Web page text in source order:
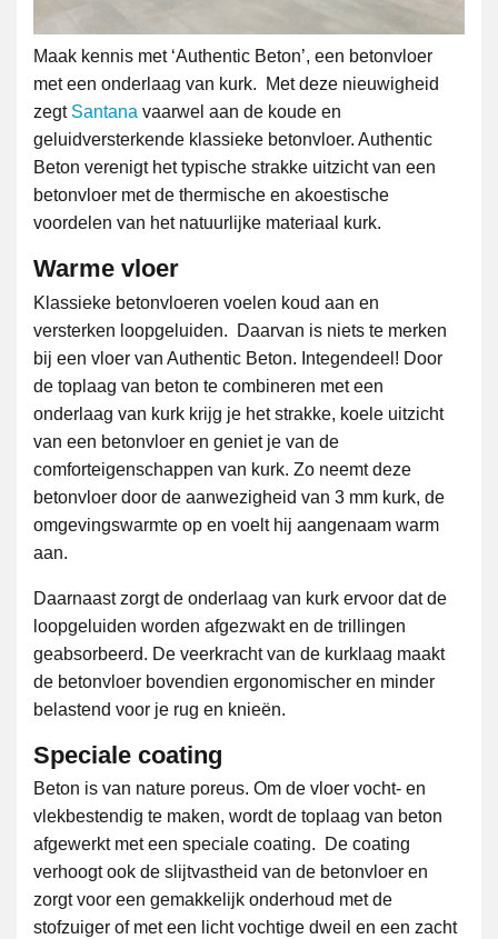
Maak kennis met ‘Authentic Beton’, een betonvloer
met een onderlaag van kurk. Met deze nieuwigheid
zegt Santana vaarwel aan de koude en
geluidversterkende klassieke betonvloer. Authentic
Beton verenigt het typische strakke uitzicht van een
betonvloer met de thermische en akoestische
voordelen van het natuurlijke materiaal kurk.
Warme vloer
Klassieke betonvloeren voelen koud aan en
versterken loopgeluiden. Daarvan is niets te merken
bij een vloer van Authentic Beton. Integendeel! Door
de toplaag van beton te combineren met een
onderlaag van kurk krijg je het strakke, koele uitzicht
van een betonvloer en geniet je van de
comforteigenschappen van kurk. Zo neemt deze
betonvloer door de aanwezigheid van 3 mm kurk, de
omgevingswarmte op en voelt hij aangenaam warm
aan.
Daarnaast zorgt de onderlaag van kurk ervoor dat de
loopgeluiden worden afgezwakt en de trillingen
geabsorbeerd. De veerkracht van de kurklaag maakt
de betonvloer bovendien ergonomischer en minder
belastend voor je rug en knieën.
Speciale coating
Beton is van nature poreus. Om de vloer vocht- en
vlekbestendig te maken, wordt de toplaag van beton
afgewerkt met een speciale coating. De coating
verhoogt ook de slijtvastheid van de betonvloer en
zorgt voor een gemakkelijk onderhoud met de
stofzuiger of met een licht vochtige dweil en een zacht